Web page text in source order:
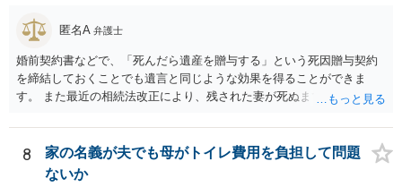
匿名A 弁護士
婚前契約書などで、「死んだら遺産を贈与する」という死因贈与契約
を締結しておくことでも遺言と同じような効果を得ることができま
す。 また最近の相続法改正により、残された妻が死ぬまで家に住み続
で、その制度を活用する方法も考えられます。 もし契約書の作成まで
視野に入れておられる場合は、お近くの弁護士、できれば相続に強い
弁護士にご相談なさるとよいでしょう。
8
家の名義が夫でも母がトイレ費用を負担して問題
ないか